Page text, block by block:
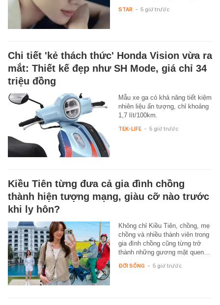
STAR - 5 giờ trước
Chi tiết 'kẻ thách thức' Honda Vision vừa ra
mắt: Thiết kế đẹp như SH Mode, giá chỉ 34
triệu đồng
Mẫu xe ga có khả năng tiết kiệm
nhiên liệu ấn tượng, chỉ khoảng
1,7 lít/100km.
TEK-LIFE - 5 giờ trước
Kiều Tiên từng đưa cả gia đình chồng
thành hiện tượng mạng, giàu cỡ nào trước
khi ly hôn?
Không chỉ Kiều Tiên, chồng, mẹ
chồng và nhiều thành viên trong
gia đình chồng cũng từng trở
thành những gương mặt quen…
ĐỜI SỐNG - 5 giờ trước